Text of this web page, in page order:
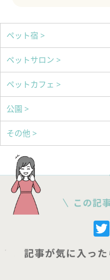
ペット宿 >
ペットサロン >
ペットカフェ >
公園 >
その他 >